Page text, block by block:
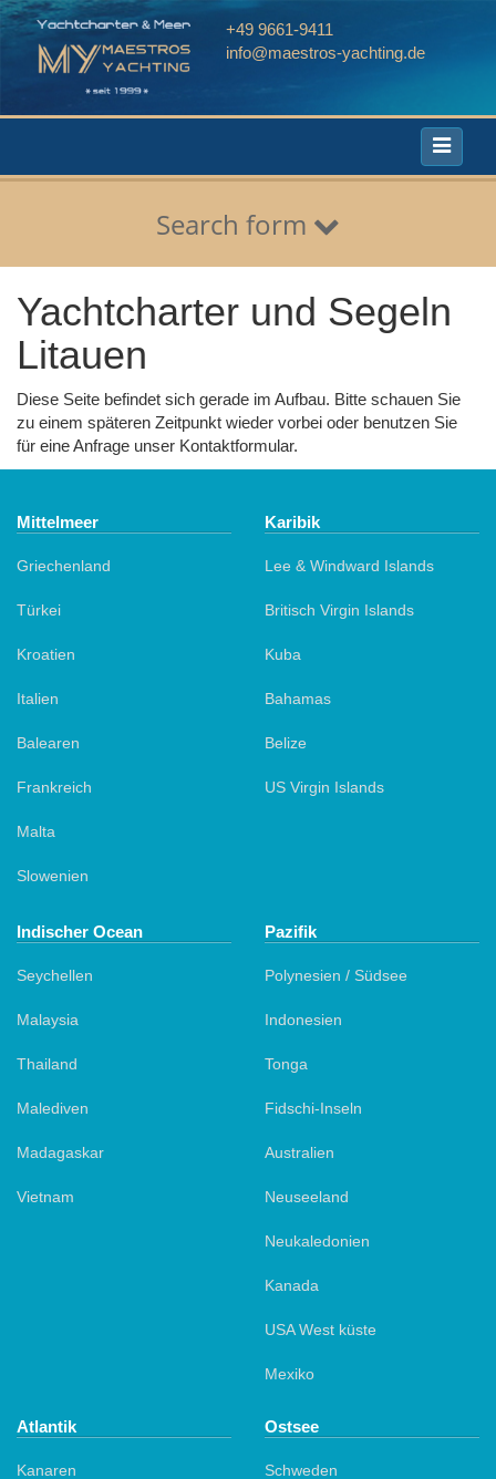
+49 9661-9411
info@maestros-yachting.de
Toggle
Search form
Yachtcharter und Segeln
Litauen
Diese Seite befindet sich gerade im Aufbau. Bitte schauen Sie
zu einem späteren Zeitpunkt wieder vorbei oder benutzen Sie
für eine Anfrage unser Kontaktformular.
Mittelmeer
Griechenland
Türkei
Kroatien
Italien
Balearen
Frankreich
Malta
Slowenien
Karibik
Lee & Windward Islands
Britisch Virgin Islands
Kuba
Bahamas
Belize
US Virgin Islands
Indischer Ocean
Seychellen
Malaysia
Thailand
Malediven
Madagaskar
Vietnam
Pazifik
Polynesien / Südsee
Indonesien
Tonga
Fidschi-Inseln
Australien
Neuseeland
Neukaledonien
Kanada
USA West küste
Mexiko
Atlantik
Kanaren
Ostsee
Schweden